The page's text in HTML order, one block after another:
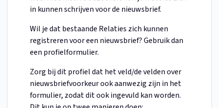
in kunnen schrijven voor de nieuwsbrief.
Wil je dat bestaande Relaties zich kunnen
registreren voor een nieuwsbrief? Gebruik dan
een profielformulier.
Zorg bij dit profiel dat het veld/de velden over
nieuwsbriefvoorkeur ook aanwezig zijn in het
formulier, zodat dit ook ingevuld kan worden.